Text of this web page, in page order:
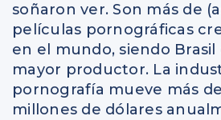
soñaron ver. Son más de
películas pornográficas
en el mundo, siendo
mayor productor. La
pornografía mueve más
millones de dólares